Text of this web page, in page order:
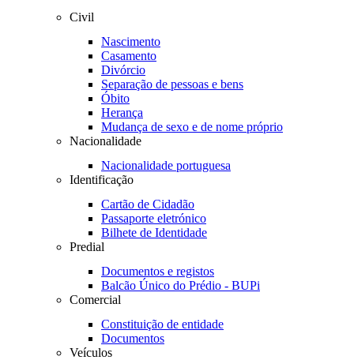
Civil
Nascimento
Casamento
Divórcio
Separação de pessoas e bens
Óbito
Herança
Mudança de sexo e de nome próprio
Nacionalidade
Nacionalidade portuguesa
Identificação
Cartão de Cidadão
Passaporte eletrónico
Bilhete de Identidade
Predial
Documentos e registos
Balcão Único do Prédio - BUPi
Comercial
Constituição de entidade
Documentos
Veículos